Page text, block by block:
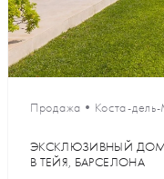
Продажа • Коста-
ЭКСКЛЮЗИВНЫЙ
В ТЕЙЯ, БАРСЕЛОНА